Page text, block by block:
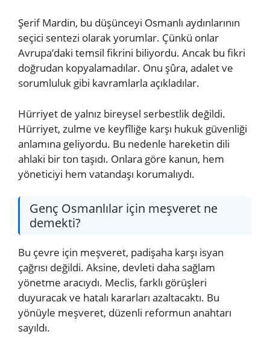
Şerif Mardin, bu düşünceyi Osmanlı aydınlarının
seçici sentezi olarak yorumlar. Çünkü onlar
Avrupa’daki temsil fikrini biliyordu. Ancak bu fikri
doğrudan kopyalamadılar. Onu şûra, adalet ve
sorumluluk gibi kavramlarla açıkladılar.
Hürriyet de yalnız bireysel serbestlik değildi.
Hürriyet, zulme ve keyfîliğe karşı hukuk güvenliği
anlamına geliyordu. Bu nedenle hareketin dili
ahlaki bir ton taşıdı. Onlara göre kanun, hem
yöneticiyi hem vatandaşı korumalıydı.
Genç Osmanlılar için meşveret ne
demekti?
Bu çevre için meşveret, padişaha karşı isyan
çağrısı değildi. Aksine, devleti daha sağlam
yönetme aracıydı. Meclis, farklı görüşleri
duyuracak ve hatalı kararları azaltacaktı. Bu
yönüyle meşveret, düzenli reformun anahtarı
sayıldı.